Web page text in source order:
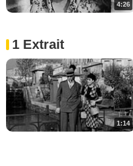
4:26
1 Extrait
1:14